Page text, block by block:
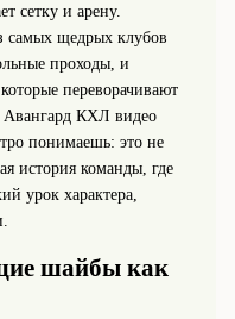
сетку и арену.
самых щедрых клубов
проходы, и
переворачивают
Авангард КХЛ видео
понимаешь: это не
история команды, где
урок характера,
шайбы как